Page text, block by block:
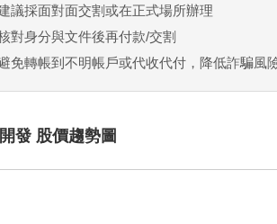
議採面對面交割或在正式場所辦理
對身分與文件後再付款/交割
免轉帳到不明帳戶或代收代付，降低詐騙風
發 股價趨勢圖